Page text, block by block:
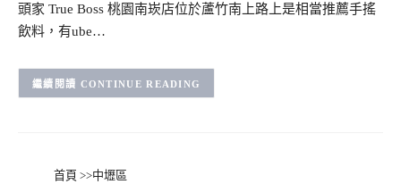
頭家 True Boss 桃園南崁店位於蘆竹南上路上是相當推薦手搖
飲料，有ube…
CONTINUE READING
首頁 >>中壢區